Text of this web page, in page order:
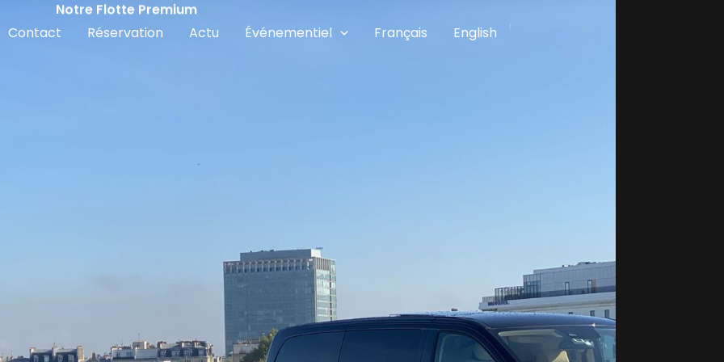
Contact Réservation Actu Événementiel Français English
Notre Flotte Premium